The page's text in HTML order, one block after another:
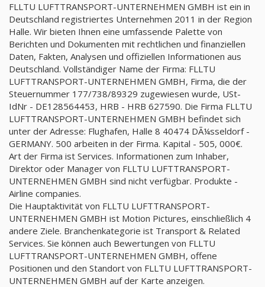
FLLTU LUFTTRANSPORT-UNTERNEHMEN GMBH ist ein in
Deutschland registriertes Unternehmen 2011 in der Region
Halle. Wir bieten Ihnen eine umfassende Palette von
Berichten und Dokumenten mit rechtlichen und finanziellen
Daten, Fakten, Analysen und offiziellen Informationen aus
Deutschland. Vollständiger Name der Firma: FLLTU
LUFTTRANSPORT-UNTERNEHMEN GMBH, Firma, die der
Steuernummer 177/738/89329 zugewiesen wurde, USt-
IdNr - DE128564453, HRB - HRB 627590. Die Firma FLLTU
LUFTTRANSPORT-UNTERNEHMEN GMBH befindet sich
unter der Adresse: Flughafen, Halle 8 40474 DÃ¼sseldorf -
GERMANY. 500 arbeiten in der Firma. Kapital - 505, 000€.
Art der Firma ist Services. Informationen zum Inhaber,
Direktor oder Manager von FLLTU LUFTTRANSPORT-
UNTERNEHMEN GMBH sind nicht verfügbar. Produkte -
Airline companies.
Die Hauptaktivität von FLLTU LUFTTRANSPORT-
UNTERNEHMEN GMBH ist Motion Pictures, einschließlich 4
andere Ziele. Branchenkategorie ist Transport & Related
Services. Sie können auch Bewertungen von FLLTU
LUFTTRANSPORT-UNTERNEHMEN GMBH, offene
Positionen und den Standort von FLLTU LUFTTRANSPORT-
UNTERNEHMEN GMBH auf der Karte anzeigen.